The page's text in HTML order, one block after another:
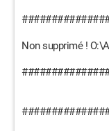
Non supprimé !